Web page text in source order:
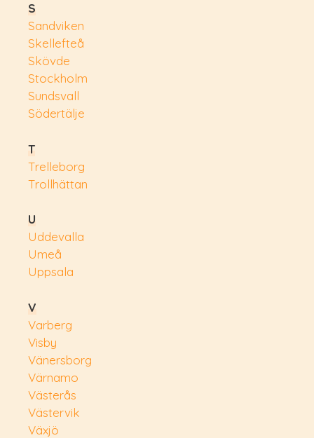
S
Sandviken
Skellefteå
Skövde
Stockholm
Sundsvall
Södertälje
T
Trelleborg
Trollhättan
U
Uddevalla
Umeå
Uppsala
V
Varberg
Visby
Vänersborg
Värnamo
Västerås
Västervik
Växjö